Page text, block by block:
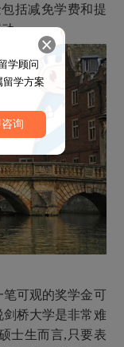
括减免学费和提
。
可观的奖学金可
桥大学是非常难
士生而言,只要表
学顾问
留学方案
询